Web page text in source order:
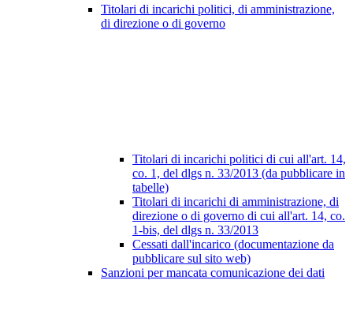
Titolari di incarichi politici, di amministrazione,
di direzione o di governo
Titolari di incarichi politici di cui all'art. 14,
co. 1, del dlgs n. 33/2013 (da pubblicare in
tabelle)
Titolari di incarichi di amministrazione, di
direzione o di governo di cui all'art. 14, co.
1-bis, del dlgs n. 33/2013
Cessati dall'incarico (documentazione da
pubblicare sul sito web)
Sanzioni per mancata comunicazione dei dati